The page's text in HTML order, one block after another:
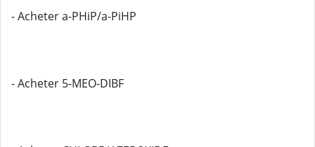
- Acheter a-PHiP/a-PiHP
- Acheter 5-MEO-DIBF